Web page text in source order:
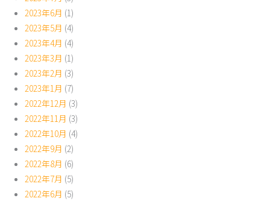
2023年6月 (1)
2023年5月 (4)
2023年4月 (4)
2023年3月 (1)
2023年2月 (3)
2023年1月 (7)
2022年12月 (3)
2022年11月 (3)
2022年10月 (4)
2022年9月 (2)
2022年8月 (6)
2022年7月 (5)
2022年6月 (5)